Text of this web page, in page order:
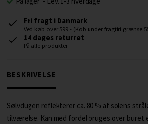
Fri fragt i Danmark
Ved køb over 599,- (Køb under fragtfri grænse
14 dages returret
På alle produkter
BESKRIVELSE
Sølvdugen reflekterer ca. 80 % af solens
tilværelse. Kan med fordel bruges over buret